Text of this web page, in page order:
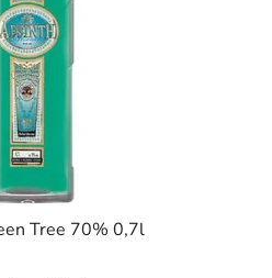
Tree 70% 0,7l